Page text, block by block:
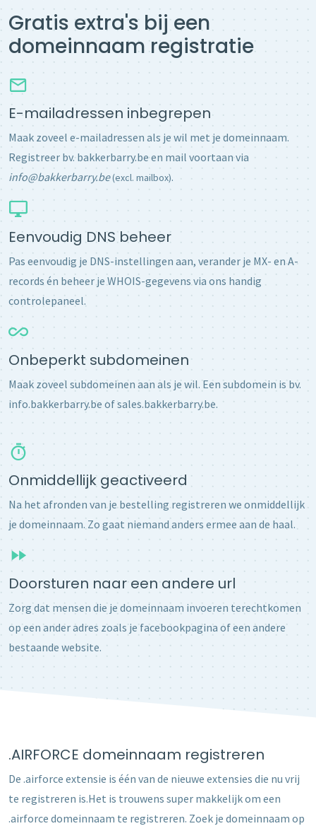
Gratis extra's bij een
domeinnaam registratie
E-mailadressen inbegrepen
Maak zoveel e-mailadressen als je wil met je domeinnaam.
Registreer bv. bakkerbarry.be en mail voortaan via
info@bakkerbarry.be(excl. mailbox).
Eenvoudig DNS beheer
Pas eenvoudig je DNS-instellingen aan, verander je MX- en A-
records én beheer je WHOIS-gegevens via ons handig
controlepaneel.
Onbeperkt subdomeinen
Maak zoveel subdomeinen aan als je wil. Een subdomein is bv.
info.bakkerbarry.be of sales.bakkerbarry.be.
Onmiddellijk geactiveerd
Na het afronden van je bestelling registreren we onmiddellijk
je domeinnaam. Zo gaat niemand anders ermee aan de haal.
Doorsturen naar een andere url
Zorg dat mensen die je domeinnaam invoeren terechtkomen
op een ander adres zoals je facebookpagina of een andere
bestaande website.
.AIRFORCE domeinnaam registreren
De .airforce extensie is één van de nieuwe extensies die nu vrij
te registreren is.Het is trouwens super makkelijk om een
.airforce domeinnaam te registreren. Zoek je domeinnaam op